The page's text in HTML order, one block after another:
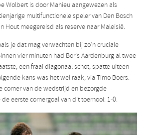
Wolbert is door Mahieu aangewezen als
multifunctionele speler van Den Bosch
Hout meegereisd als reserve naar Maleisië.
je dat mag verwachten bij zo’n cruciale
vier minuten had Boris Aardenburg al twee
een fraai diagonaal schot, spatte uiteen
kans was het wel raak, via Timo Boers.
corner van de wedstrijd en bezorgde
eerste cornergoal van dit toernooi: 1-0.